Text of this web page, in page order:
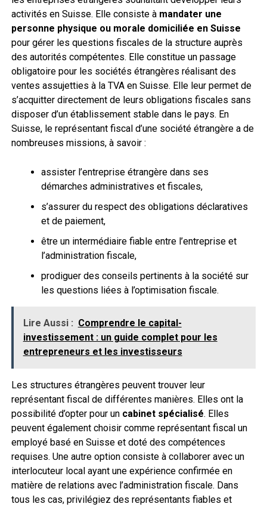
activités en Suisse. Elle consiste à mandater une
personne physique ou morale domiciliée en Suisse
pour gérer les questions fiscales de la structure auprès
des autorités compétentes. Elle constitue un passage
obligatoire pour les sociétés étrangères réalisant des
ventes assujetties à la TVA en Suisse. Elle leur permet de
s’acquitter directement de leurs obligations fiscales sans
disposer d’un établissement stable dans le pays. En
Suisse, le représentant fiscal d’une société étrangère a de
nombreuses missions, à savoir :
assister l’entreprise étrangère dans ses
démarches administratives et fiscales,
s’assurer du respect des obligations déclaratives
et de paiement,
être un intermédiaire fiable entre l’entreprise et
l’administration fiscale,
prodiguer des conseils pertinents à la société sur
les questions liées à l’optimisation fiscale.
Lire Aussi : Comprendre le capital-
investissement : un guide complet pour les
entrepreneurs et les investisseurs
Les structures étrangères peuvent trouver leur
représentant fiscal de différentes manières. Elles ont la
possibilité d’opter pour un cabinet spécialisé. Elles
peuvent également choisir comme représentant fiscal un
employé basé en Suisse et doté des compétences
requises. Une autre option consiste à collaborer avec un
interlocuteur local ayant une expérience confirmée en
matière de relations avec l’administration fiscale. Dans
tous les cas, privilégiez des représentants fiables et